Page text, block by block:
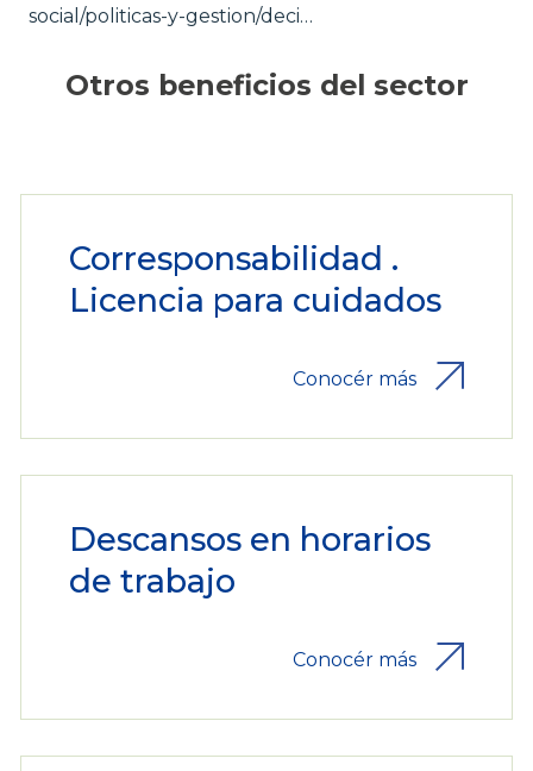
social/politicas-y-gestion/deci…
Otros beneficios del sector
Corresponsabilidad .
Licencia para cuidados
Conocér más
Descansos en horarios
de trabajo
Conocér más